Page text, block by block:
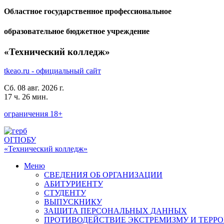
Областное государственное профессиональное
образовательное бюджетное учреждение
«Технический колледж»
tkeao.ru - официальный сайт
Сб. 08 авг. 2026 г.
17 ч. 26 мин.
ограничения 18+
ОГПОБУ
«Технический колледж»
Меню
СВЕДЕНИЯ ОБ ОРГАНИЗАЦИИ
АБИТУРИЕНТУ
СТУДЕНТУ
ВЫПУСКНИКУ
ЗАЩИТА ПЕРСОНАЛЬНЫХ ДАННЫХ
ПРОТИВОДЕЙСТВИЕ ЭКСТРЕМИЗМУ И